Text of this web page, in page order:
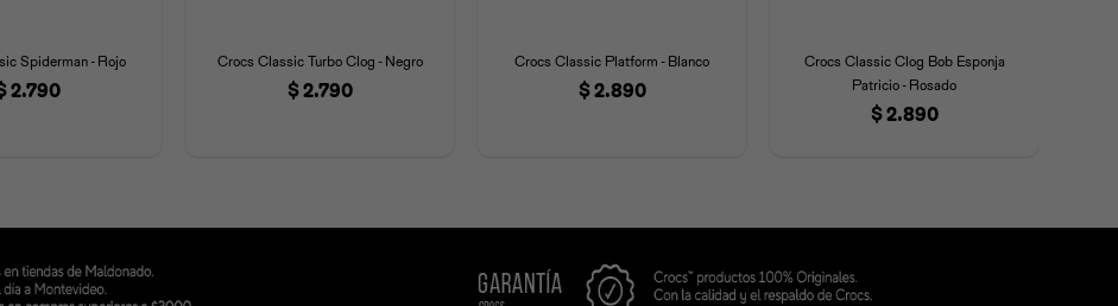
Spiderman - Rojo
2.790
Crocs Classic Turbo Clog - Negro
$2.790
Crocs Classic Platform - Blanco
$2.890
Crocs Classic Clog Bob Esponja
Patricio - Rosado
$2.890